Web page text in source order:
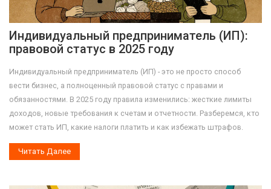
Индивидуальный предприниматель (ИП):
правовой статус в 2025 году
Индивидуальный предприниматель (ИП) - это не просто способ
вести бизнес, а полноценный правовой статус с правами и
обязанностями. В 2025 году правила изменились: жесткие лимиты
доходов, новые требования к счетам и отчетности. Разберемся, кто
может стать ИП, какие налоги платить и как избежать штрафов.
Читать Далее